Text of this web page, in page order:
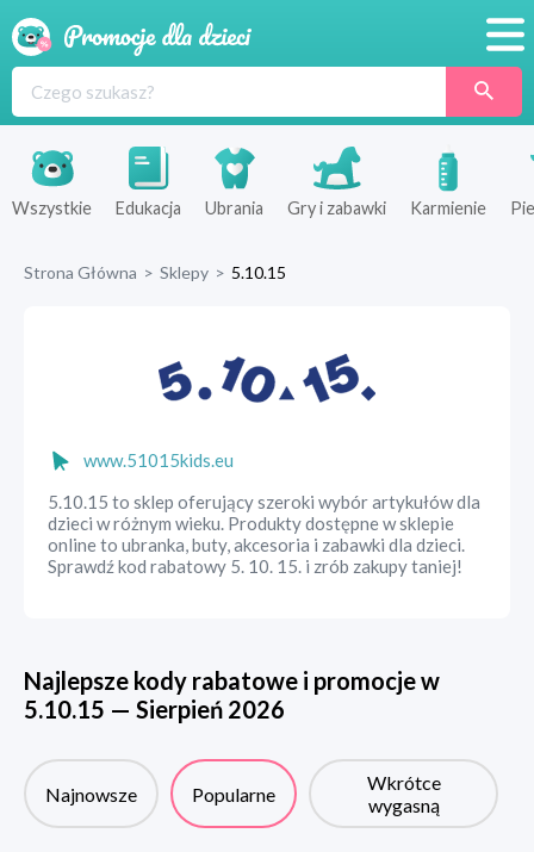
Produkty
Sklepy
Wszystkie Edukacja Ubrania Gry i zabawki Karmienie
Strona Główna > Sklepy > 5.10.15
www.51015kids.eu
5.10.15 to sklep oferujący szeroki wybór artykułów dla
dzieci w różnym wieku. Produkty dostępne w sklepie
online to ubranka, buty, akcesoria i zabawki dla dzieci.
Sprawdź kod rabatowy 5. 10. 15. i zrób zakupy taniej!
Najlepsze kody rabatowe i promocje w
5.10.15 — Sierpień 2026
Najnowsze Popularne
Wkrótce
wygasną